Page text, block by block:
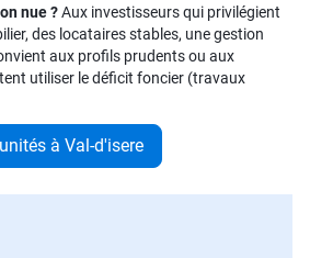
nue ?Aux investisseurs qui privilégient
des locataires stables, une gestion
aux profils prudents ou aux
utiliser le déficit foncier (travaux
à Val-d'isere